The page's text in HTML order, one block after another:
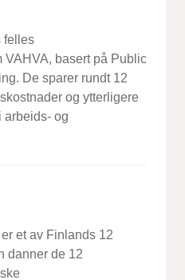
felles
basert på Public
De sparer rundt 12
og ytterligere
arbeids- og
et av Finlands 12
danner de 12